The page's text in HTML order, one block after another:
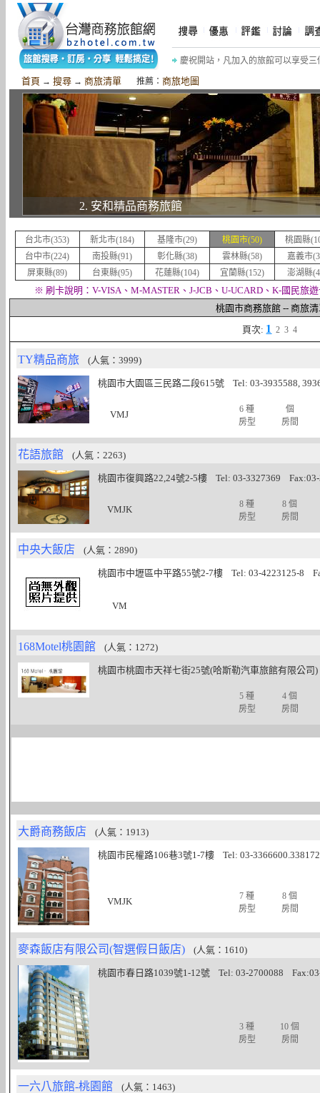
慶祝開站，凡加入的旅館可以享受
首頁 → 搜尋 → 商旅清單 推薦： 商旅地圖
2. 安和精品商務旅館
台北市(353) 新北市(184) 基隆市(29) 桃園市(50)
桃園縣
台中市(224)
南投縣(91) 彰化縣(38) 雲林縣(58)
嘉義市
屏東縣(89)
台東縣(95) 花蓮縣(104) 宜蘭縣(152) 澎湖縣
※ 刷卡說明：V-VISA、M-MASTER、J-JCB、U-UCARD、K-國民旅
桃園市商務旅館 -- 商旅
頁次: 1 2 3 4
TY精品商旅 (人氣：3999)
桃園市大園區三民路二段615號 Tel: 03-3935588,
VMJ
6 種
房型
個
房間
花語旅館 (人氣：2263)
桃園市復興路22,24號2-5樓 Tel: 03-3327369 Fax:03-
VMJK
8 種
房型
8 個
房間
中央大飯店 (人氣：2890)
桃園市中壢區中平路55號2-7樓 Tel: 03-4223125-8
VM
168Motel桃園館 (人氣：1272)
桃園市桃園市天祥七街25號(哈斯勒汽車旅館有限公
5 種
房型
4 個
房間
大爵商務飯店 (人氣：1913)
桃園市民權路106巷3號1-7樓 Tel: 03-
VMJK
7 種
房型
8 個
房間
麥森飯店有限公司(智選假日飯店) (人氣：1610)
桃園市春日路1039號1-12號 Tel: 03-2700088
3 種
房型
10 個
房間
一六八旅館-桃園館 (人氣：1463)